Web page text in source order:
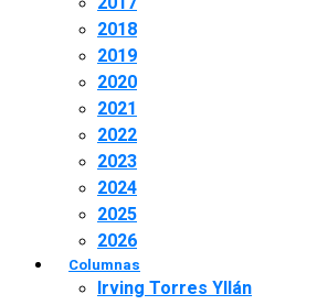
2018
2019
2020
2021
2022
2023
2024
2025
2026
Columnas
Irving Torres Yllán